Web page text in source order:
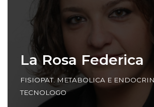
La Rosa Federica
FISIOPAT. METABOLICA E
TECNOLOGO